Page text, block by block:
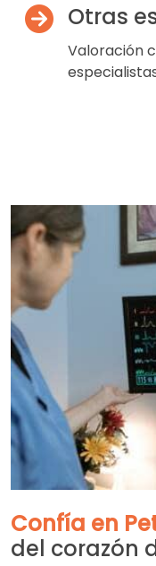
Otras
Valoración
Confía en
del corazón